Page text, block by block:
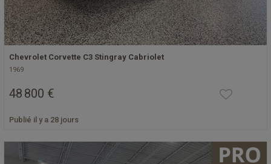
Chevrolet Corvette C3 Stingray Cabriolet
1969
48 800 €
Publié il y a 28 jours